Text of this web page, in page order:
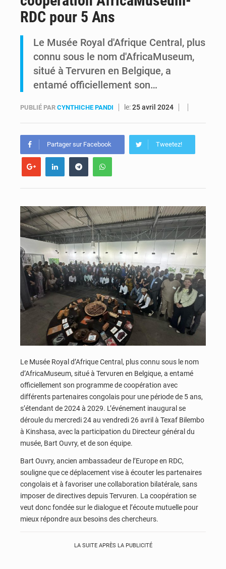
Ebola Bundibugyo : Tshisekedi mobilise le Gouvernement, l’OMS et Africa CDC pour renforcer la riposte
RDC pour 5 Ans
Le Musée Royal d'Afrique Central, plus
connu sous le nom d'AfricaMuseum,
situé à Tervuren en Belgique, a
entamé officiellement son…
PUBLIÉ PAR CYNTHICHE PANDI le:25 avril 2024
Partager sur Facebook Tweetez!
Le Musée Royal d’Afrique Central, plus connu sous le nom
d’AfricaMuseum, situé à Tervuren en Belgique, a entamé
officiellement son programme de coopération avec
différents partenaires congolais pour une période de 5 ans,
s’étendant de 2024 à 2029. L’événement inaugural se
déroule du mercredi 24 au vendredi 26 avril à Texaf Bilembo
à Kinshasa, avec la participation du Directeur général du
musée, Bart Ouvry, et de son équipe.
Bart Ouvry, ancien ambassadeur de l’Europe en RDC,
souligne que ce déplacement vise à écouter les partenaires
congolais et à favoriser une collaboration bilatérale, sans
imposer de directives depuis Tervuren. La coopération se
veut donc fondée sur le dialogue et l’écoute mutuelle pour
mieux répondre aux besoins des chercheurs.
LA SUITE APRÈS LA PUBLICITÉ